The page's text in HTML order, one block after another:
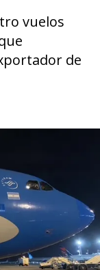
vuelos
de